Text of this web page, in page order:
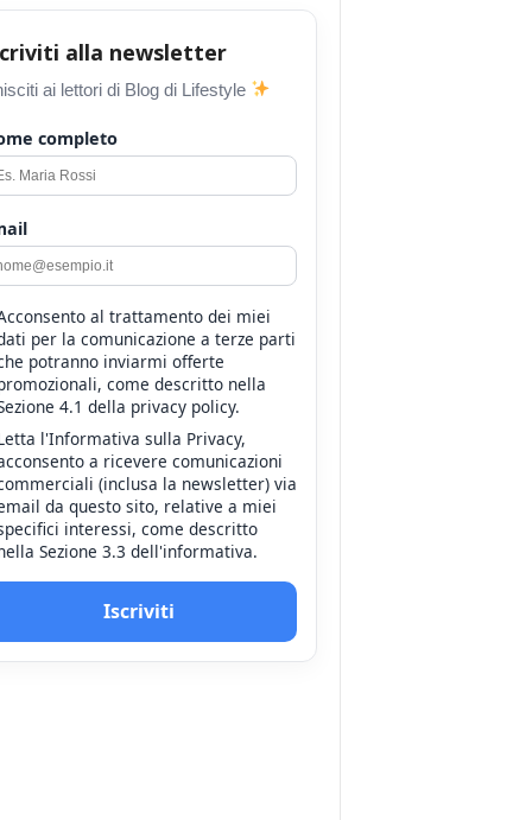
alla newsletter
ai lettori di Blog di Lifestyle
completo
al trattamento dei miei
per la comunicazione a terze parti
potranno inviarmi offerte
come descritto nella
4.1 della privacy policy.
l'Informativa sulla Privacy,
a ricevere comunicazioni
(inclusa la newsletter) via
da questo sito, relative a miei
interessi, come descritto
Sezione 3.3 dell'informativa.
Iscriviti